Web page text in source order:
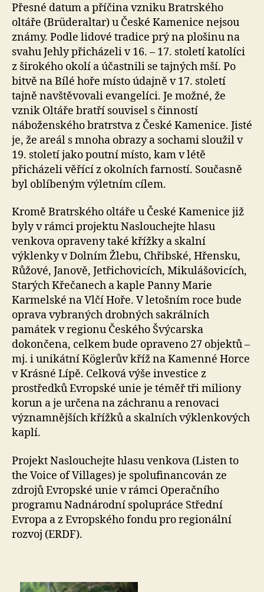
Přesné datum a příčina vzniku Bratrského
oltáře (Brüderaltar) u České Kamenice nejsou
známy. Podle lidové tradice prý na plošinu na
svahu Jehly přicházeli v 16. – 17. století katolíci
z širokého okolí a účastnili se tajných mší. Po
bitvě na Bílé hoře místo údajně v 17. století
tajně navštěvovali evangelíci. Je možné, že
vznik Oltáře bratří souvisel s činností
náboženského bratrstva z České Kamenice. Jisté
je, že areál s mnoha obrazy a sochami sloužil v
19. století jako poutní místo, kam v létě
přicházeli věřící z okolních farností. Současně
byl oblíbeným výletním cílem.
Kromě Bratrského oltáře u České Kamenice již
byly v rámci projektu Naslouchejte hlasu
venkova opraveny také křížky a skalní
výklenky v Dolním Žlebu, Chřibské, Hřensku,
Růžové, Janově, Jetřichovicích, Mikulášovicích,
Starých Křečanech a kaple Panny Marie
Karmelské na Vlčí Hoře. V letošním roce bude
oprava vybraných drobných sakrálních
památek v regionu Českého Švýcarska
dokončena, celkem bude opraveno 27 objektů –
mj. i unikátní Köglerův kříž na Kamenné Horce
v Krásné Lípě. Celková výše investice z
prostředků Evropské unie je téměř tři miliony
korun a je určena na záchranu a renovaci
významnějších křížků a skalních výklenkových
kaplí.
Projekt Naslouchejte hlasu venkova (Listen to
the Voice of Villages) je spolufinancován ze
zdrojů Evropské unie v rámci Operačního
programu Nadnárodní spolupráce Střední
Evropa a z Evropského fondu pro regionální
rozvoj (ERDF).